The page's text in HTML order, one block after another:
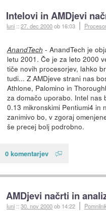
Intelovi in AMDjevi
luni ::27. dec 2000ob 16:03
AnandTech - AnandTech je
letu 2001. Če je za leto 2000
tiče novih procesorjev, lahko
tudi... Z AMDjeve strani nas
Athlone, Palomino in
za domačo uporabo. Intel nas
0.13 mikronskimi Pentiumi4 in
zanimivo bo, v zgoraj
še precej bolj podrobno.
0 komentarjev
AMDjevi načrti in
luni ::30. nov 2000ob 14:22